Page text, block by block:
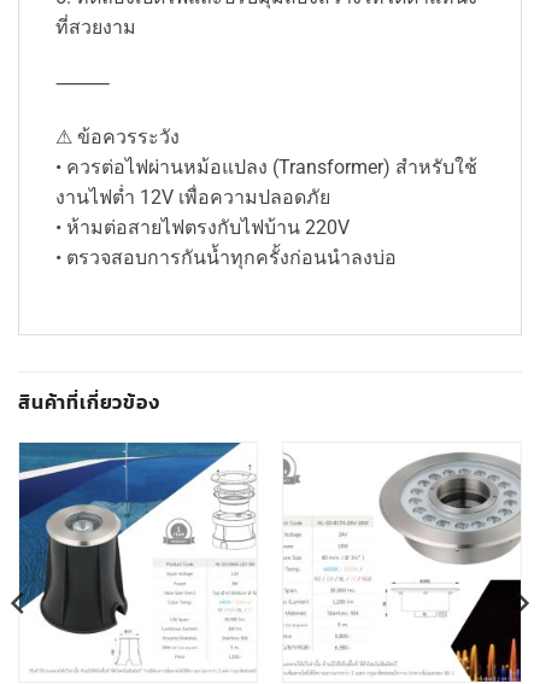
ที่สวยงาม
⸻
⚠ ข้อควรระวัง
• ควรต่อไฟผ่านหม้อแปลง (Transformer) สำหรับใช้
งานไฟต่ำ 12V เพื่อความปลอดภัย
• ห้ามต่อสายไฟตรงกับไฟบ้าน 220V
• ตรวจสอบการกันน้ำทุกครั้งก่อนนำลงบ่อ
สินค้าที่เกี่ยวข้อง